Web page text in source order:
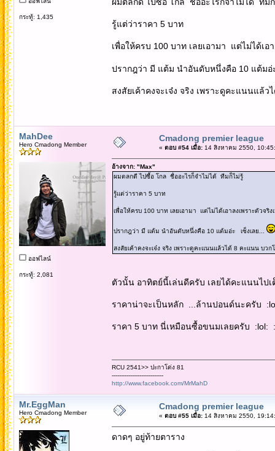
กระทู้: 1,435
รู้แต่ว่าราคา 5 บาท
เพื่อให้ครบ 100 บาท เลยเอามา แต่ไม่ได้เ
ปรากฎว่า มี แต้ม นำอันดับหนึ่งคือ 10 แต้ม
สงสัยเค้าคงจะเจ๋ง จริง เพราะดูคะแนนแล้
MahDee
Hero Cmadong Member
ออฟไลน์
กระทู้: 2,081
Cmadong premier league
« ตอบ #54 เมื่อ:14 สิงหาคม 2550,
อ้างจาก: "Max"
ผมตลกดี ไปซื้อ โกล ชื่ออะไรก็จำไม่ได้ ทีมก็ไม่รู้
รู้แต่ว่าราคา 5 บาท
เพื่อให้ครบ 100 บาท เลยเอามา แต่ไม่ได้เอาลงเพราะตัวจริ
ปรากฎว่า มี แต้ม นำอันดับหนึ่งคือ 10 แต้มอ่ะ เซ็งเลย...
สงสัยเค้าคงจะเจ๋ง จริง เพราะดูคะแนนแล้วได้ 8 คะแนน บว
ตัวนั้น อาทิตย์นี้เล่นดีครับ เลยได้คะแนนไปเ
ราคาน่าจะเป็นหลัก ...ล้านปอนด์นะครับ
ราคา 5 บาท นี่เหมือนซื้อขนมเลยครับ :lol:
RCU 2541>> ปะกาโด่ง 81
----------------------------
http://www.facebook.com/MrMahD
Mr.EggMan
Hero Cmadong Member
Cmadong premier league
« ตอบ #55 เมื่อ:14 สิงหาคม 2550,
ดาดๆ อยู่ท้ายตาราง